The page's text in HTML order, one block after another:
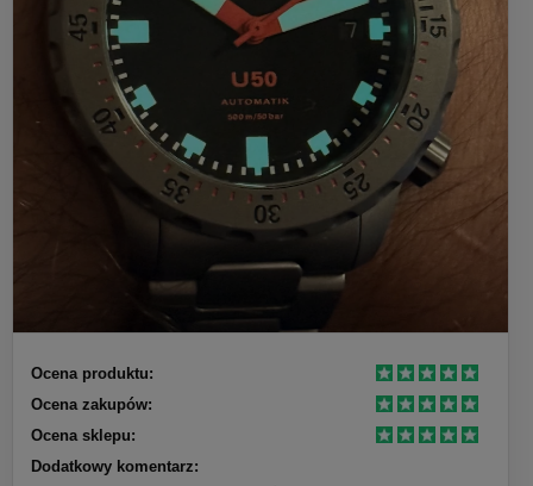
Ocena produktu:
Ocena zakupów:
Ocena sklepu:
Dodatkowy komentarz: